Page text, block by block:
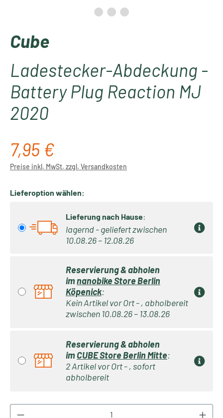
Cube
Ladestecker-Abdeckung -
Battery Plug Reaction MJ
2020
Regulärer Preis:
7,95 €
Preise inkl. MwSt. zzgl. Versandkosten
Lieferoption wählen:
Lieferung nach Hause:
lagernd - geliefert zwischen
10.08.26 – 12.08.26
Reservierung & abholen
imnanobike Store Berlin
Köpenick:
Kein Artikel vor Ort - , abholbereit
zwischen 10.08.26 – 13.08.26
Reservierung & abholen
imCUBE Store Berlin Mitte:
2 Artikel vor Ort - , sofort
abholbereit
Produkt Anzahl: Gib den gewünschten